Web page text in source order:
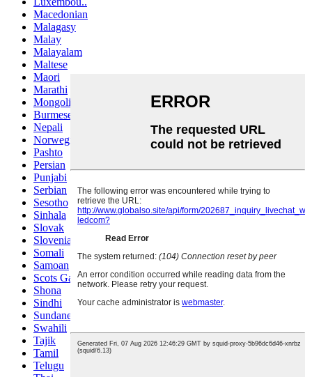
Macedonian
Malagasy
Malay
Malayalam
Maltese
Maori
Marathi
Mongolian
Burmese
Nepali
Norwegian
Pashto
Persian
Punjabi
Serbian
Sesotho
Sinhala
Slovak
Slovenian
Somali
Samoan
Scots Gaelic
Shona
Sindhi
Sundanese
Swahili
Tajik
Tamil
Telugu